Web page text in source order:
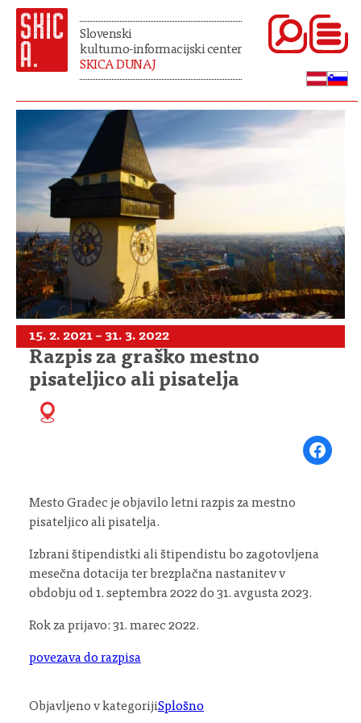
Slovenski
kulturno-informacijski center
SKICA DUNAJ
15. 2. 2021 – 31. 3. 2022
Razpis za graško mestno
pisateljico ali pisatelja
Share on
Mesto Gradec je objavilo letni razpis za mestno
pisateljico ali pisatelja.
Izbrani štipendistki ali štipendistu bo zagotovljena
mesečna dotacija ter brezplačna nastanitev v
obdobju od 1. septembra 2022 do 31. avgusta 2023.
Rok za prijavo: 31. marec 2022.
povezava do razpisa
Objavljeno v kategorijiSplošno